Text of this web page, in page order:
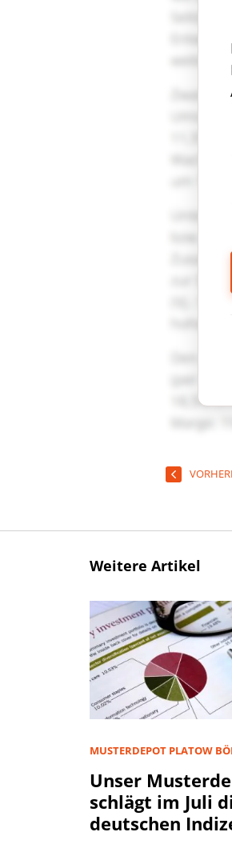
Weitere Artikel
MUSTERDEPOT PLATOW
Unser
schlägt im Juli
deutschen